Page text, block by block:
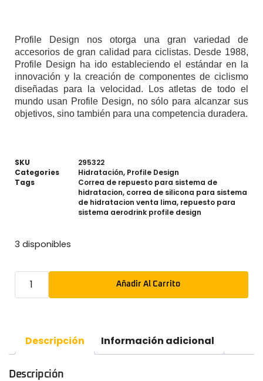
Profile Design nos otorga una gran variedad de
accesorios de gran calidad para ciclistas. Desde 1988,
Profile Design ha ido estableciendo el estándar en la
innovación y la creación de componentes de ciclismo
diseñadas para la velocidad. Los atletas de todo el
mundo usan Profile Design, no sólo para alcanzar sus
objetivos, sino también para una competencia duradera.
SKU
295322
Categories
Hidratación, Profile Design
Tags
Correa de repuesto para sistema de
hidratacion, correa de silicona para sistema
de hidratacion venta lima, repuesto para
sistema aerodrink profile design
3 disponibles
Añadir Al Carrito
Descripción Información adicional
Descripción